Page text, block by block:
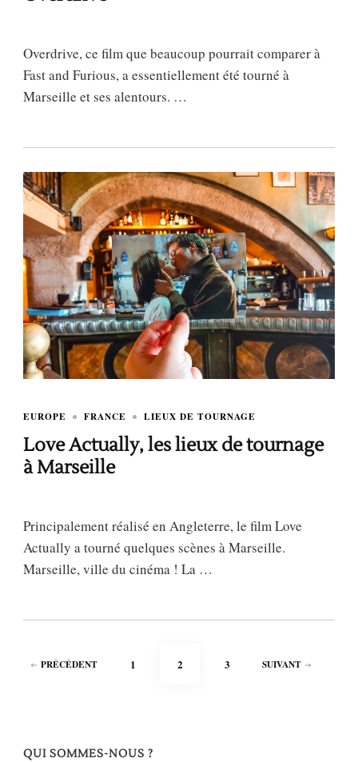
Overdrive, ce film que beaucoup pourrait comparer à
Fast and Furious, a essentiellement été tourné à
Marseille et ses alentours. …
EUROPE FRANCE LIEUX DE TOURNAGE
Love Actually, les lieux de tournage
à Marseille
Principalement réalisé en Angleterre, le film Love
Actually a tourné quelques scènes à Marseille.
Marseille, ville du cinéma ! La …
Pagination
PRÉCÉDENT PAGE
1 PAGE
2 PAGE
3 SUIVANT
QUI SOMMES-NOUS ?